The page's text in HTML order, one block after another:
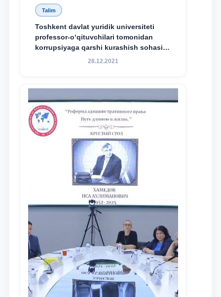
Talim
Toshkent davlat yuridik universiteti
professor-o‘qituvchilari tomonidan
korrupsiyaga qarshi kurashish sohasida
amalga oshirilayotgan islohotlar hamda
maqsadida xorijiy va mahalliy ilmiy
nashrlarda chop etilgan maqolalar
dayjesti
28.12.2021